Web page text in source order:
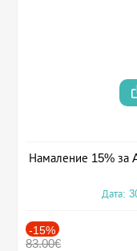
Намаление 15% за
Дата:
-15%
83.00€